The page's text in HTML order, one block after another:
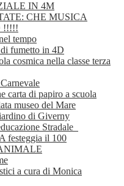
IN 4M
CHE MUSICA
!!!!!
tempo
fumetto in 4D
cosmica nella classe terza
carta di papiro a scuola
museo del Mare
di Giverny
Stradale
festeggia il 100
a cura di Monica